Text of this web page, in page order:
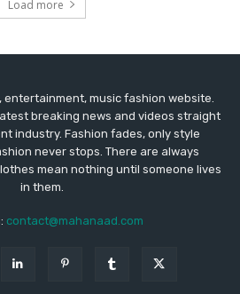
entertainment, music fashion website.
breaking news and videos straight
industry. Fashion fades, only style
never stops. There are always
mean nothing until someone lives
in them.
contact@mahanaad.com